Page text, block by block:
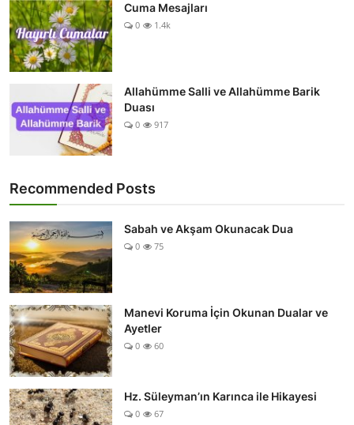
Cuma Mesajları
0 1.4k
Allahümme Salli ve Allahümme Barik
Duası
0 917
Recommended Posts
Sabah ve Akşam Okunacak Dua
0 75
Manevi Koruma İçin Okunan Dualar ve
Ayetler
0 60
Hz. Süleyman’ın Karınca ile Hikayesi
0 67